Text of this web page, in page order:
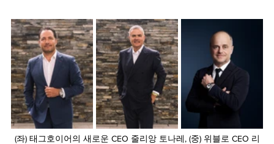
(좌) 태그호이어의 새로운 CEO 줄리앙 토나레, (중) 위블로 CEO 리